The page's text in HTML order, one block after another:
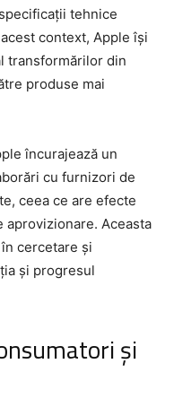
tehnice
context, Apple își
transformărilor din
produse mai
încurajează un
cu furnizori de
ceea ce are efecte
Aceasta
cercetare și
și progresul
și